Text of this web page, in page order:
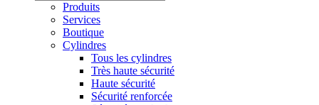
Produits
Services
Boutique
Cylindres
Tous les cylindres
Très haute sécurité
Haute sécurité
Sécurité renforcée